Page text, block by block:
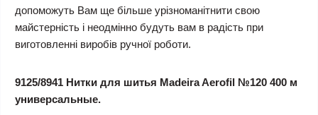
допоможуть Вам ще більше урізноманітнити свою
майстерність і неодмінно будуть вам в радість при
виготовленні виробів ручної роботи.
9125/8941 Нитки для шитья Madeira Aerofil №120 400 м
универсальные.